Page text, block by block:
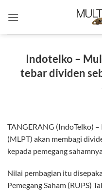
Indotelko –
tebar dividen
TANGERANG (IndoTelko)
(MLPT) akan membagi
kepada pemegang
Nilai pembagian itu
Pemegang Saham (RUPS)